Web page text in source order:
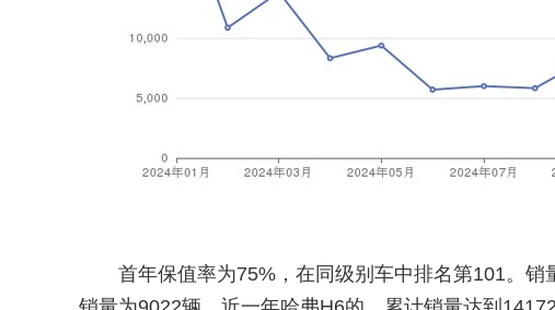
首年保值率为75%，在同级别车中排名第101。